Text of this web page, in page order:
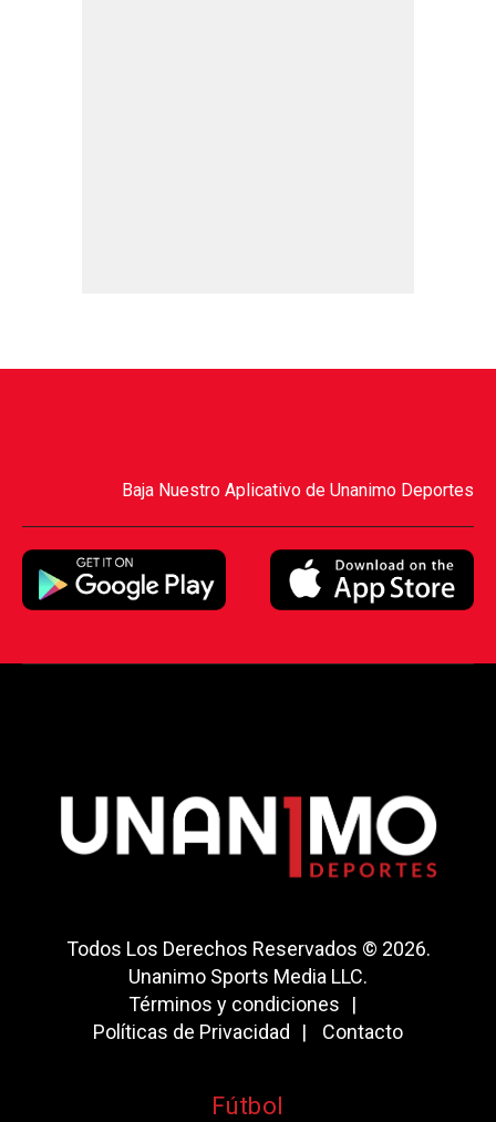
Baja Nuestro Aplicativo de Unanimo Deportes
Todos Los Derechos Reservados © 2026.
Unanimo Sports Media LLC.
Términos y condiciones
Políticas de Privacidad
Contacto
Fútbol